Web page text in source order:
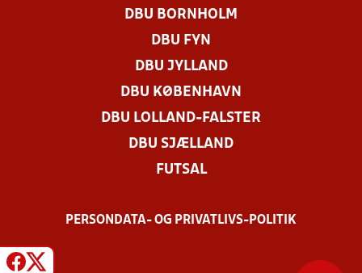
DBU BORNHOLM
DBU FYN
DBU JYLLAND
DBU KØBENHAVN
DBU LOLLAND-FALSTER
DBU SJÆLLAND
FUTSAL
PERSONDATA- OG PRIVATLIVS-POLITIK